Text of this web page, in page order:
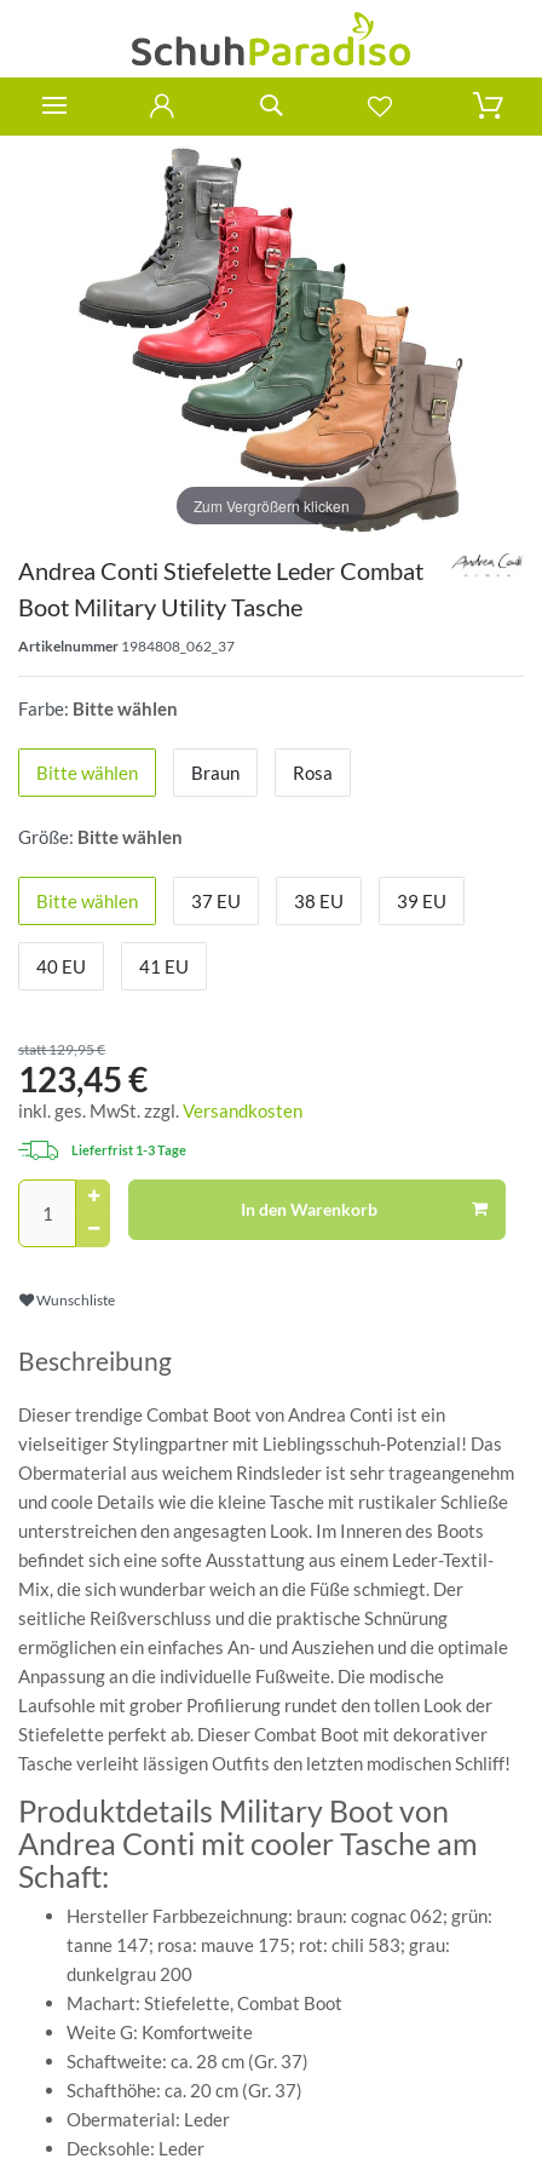
Zum Vergrößern klicken
Andrea Conti Stiefelette Leder Combat
Boot Military Utility Tasche
Artikelnummer 1984808_062_37
Farbe: Bitte wählen
Bitte wählen Braun Rosa
Größe: Bitte wählen
Bitte wählen 37 EU 38 EU 39 EU
40 EU 41 EU
statt 129,95 €
123,45 €
inkl. ges. MwSt. zzgl.Versandkosten
Lieferfrist 1-3 Tage
In den Warenkorb
Wunschliste
Beschreibung
Dieser trendige Combat Boot von Andrea Conti ist ein
vielseitiger Stylingpartner mit Lieblingsschuh-Potenzial! Das
Obermaterial aus weichem Rindsleder ist sehr trageangenehm
und coole Details wie die kleine Tasche mit rustikaler Schließe
unterstreichen den angesagten Look. Im Inneren des Boots
befindet sich eine softe Ausstattung aus einem Leder-Textil-
Mix, die sich wunderbar weich an die Füße schmiegt. Der
seitliche Reißverschluss und die praktische Schnürung
ermöglichen ein einfaches An- und Ausziehen und die optimale
Anpassung an die individuelle Fußweite. Die modische
Laufsohle mit grober Profilierung rundet den tollen Look der
Stiefelette perfekt ab. Dieser Combat Boot mit dekorativer
Tasche verleiht lässigen Outfits den letzten modischen Schliff!
Produktdetails Military Boot von
Andrea Conti mit cooler Tasche am
Schaft:
Hersteller Farbbezeichnung: braun: cognac 062; grün:
tanne 147; rosa: mauve 175; rot: chili 583; grau:
dunkelgrau 200
Machart: Stiefelette, Combat Boot
Weite G: Komfortweite
Schaftweite: ca. 28 cm (Gr. 37)
Schafthöhe: ca. 20 cm (Gr. 37)
Obermaterial: Leder
Decksohle: Leder